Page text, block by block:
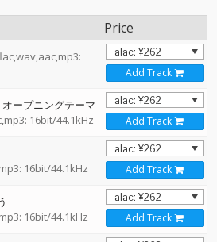
Price
Add Track
ープニングテーマ-
16bit/44.1kHz
Add Track
16bit/44.1kHz
Add Track
16bit/44.1kHz
Add Track